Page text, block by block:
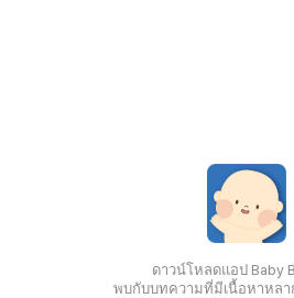
ดาวน์โหลดแอป Baby
พบกับบทความที่มีเนื้อหาหล